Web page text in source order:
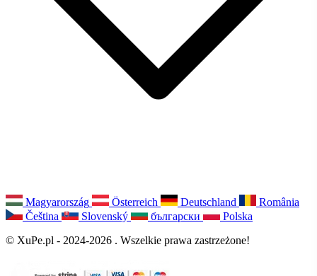
Magyarország Österreich Deutschland
România
Čeština
Slovenský български
Polska
© XuPe.pl - 2024-2026 . Wszelkie prawa zastrzeżone!